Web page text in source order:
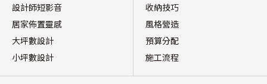
設計師短影音
居家佈置靈感
大坪數設計
小坪數設計
收納技巧
風格營造
預算分配
施工流程